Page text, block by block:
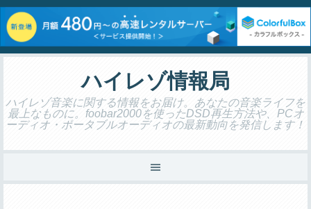
ハイレゾ情報局
ハイレゾ音楽に関する情報をお届け。あなたの音楽ライフを
最上なものに。foobar2000を使ったDSD再生方法や、PCオ
ーディオ・ポータブルオーディオの最新動向を発信します！